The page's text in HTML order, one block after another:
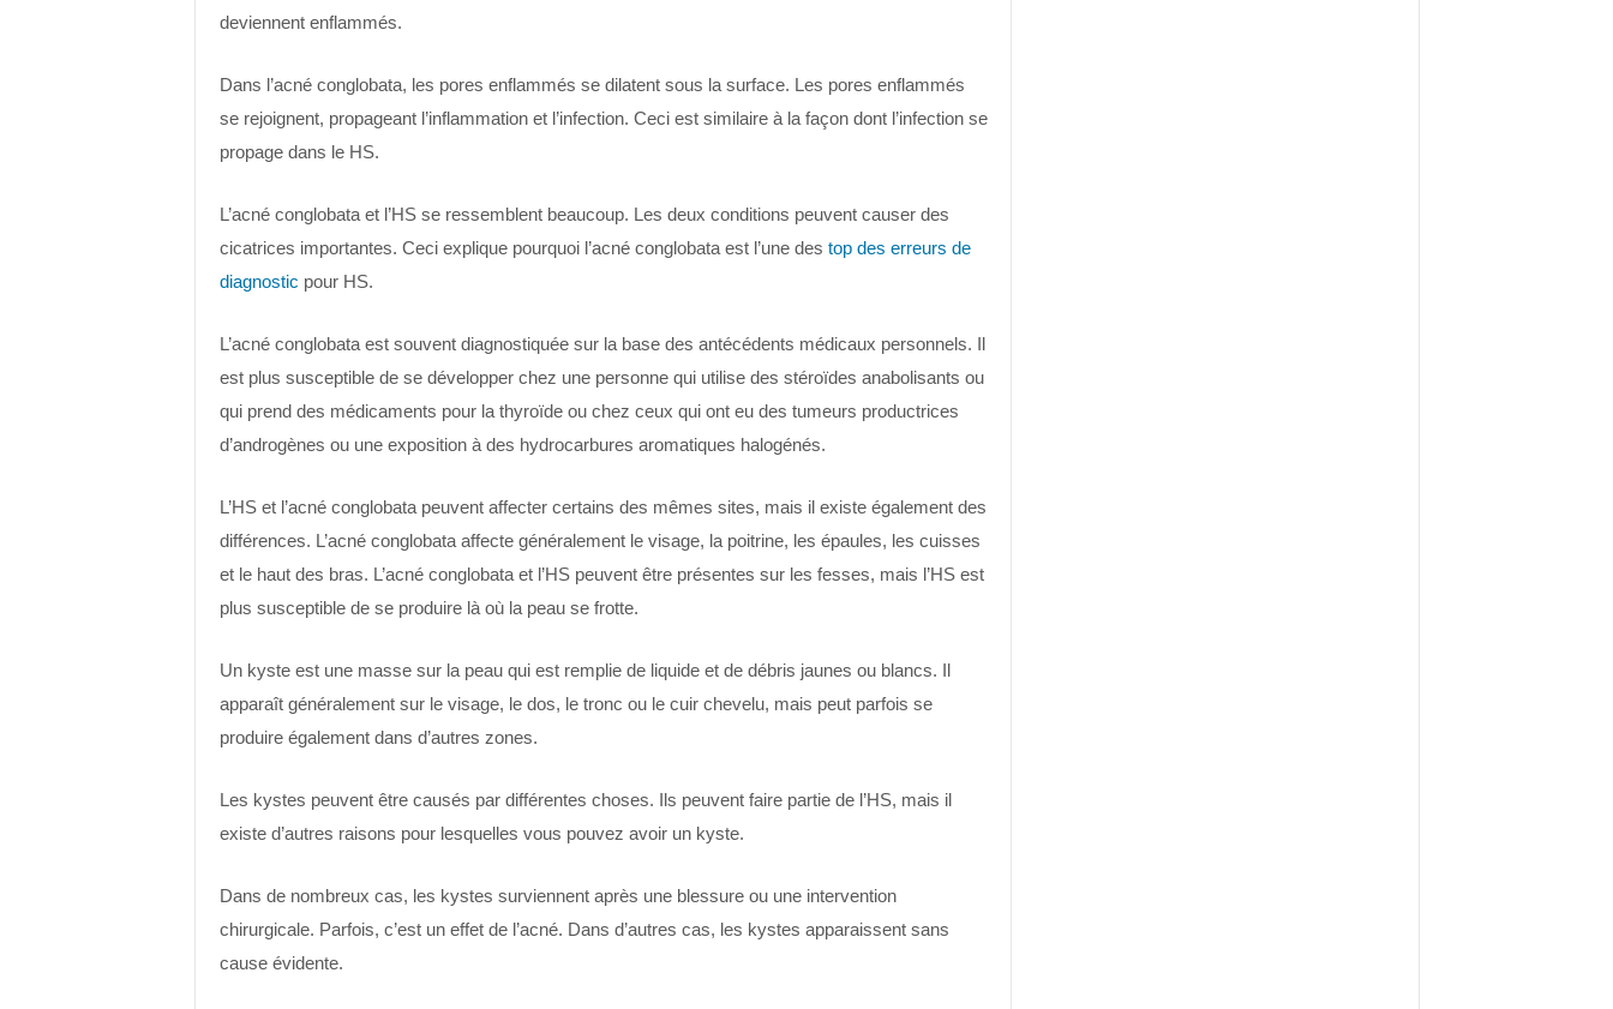
deviennent enflammés.
Dans l’acné conglobata, les pores enflammés se dilatent sous la surface. Les pores enflammés
se rejoignent, propageant l’inflammation et l’infection. Ceci est similaire à la façon dont l’infection se
propage dans le HS.
L’acné conglobata et l’HS se ressemblent beaucoup. Les deux conditions peuvent causer des
cicatrices importantes. Ceci explique pourquoi l’acné conglobata est l’une des top des erreurs de
diagnostic pour HS.
L’acné conglobata est souvent diagnostiquée sur la base des antécédents médicaux personnels. Il
est plus susceptible de se développer chez une personne qui utilise des stéroïdes anabolisants ou
qui prend des médicaments pour la thyroïde ou chez ceux qui ont eu des tumeurs productrices
d’androgènes ou une exposition à des hydrocarbures aromatiques halogénés.
L’HS et l’acné conglobata peuvent affecter certains des mêmes sites, mais il existe également des
différences. L’acné conglobata affecte généralement le visage, la poitrine, les épaules, les cuisses
et le haut des bras. L’acné conglobata et l’HS peuvent être présentes sur les fesses, mais l’HS est
plus susceptible de se produire là où la peau se frotte.
Un kyste est une masse sur la peau qui est remplie de liquide et de débris jaunes ou blancs. Il
apparaît généralement sur le visage, le dos, le tronc ou le cuir chevelu, mais peut parfois se
produire également dans d’autres zones.
Les kystes peuvent être causés par différentes choses. Ils peuvent faire partie de l’HS, mais il
existe d’autres raisons pour lesquelles vous pouvez avoir un kyste.
Dans de nombreux cas, les kystes surviennent après une blessure ou une intervention
chirurgicale. Parfois, c’est un effet de l’acné. Dans d’autres cas, les kystes apparaissent sans
cause évidente.